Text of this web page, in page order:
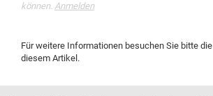
können. Anmelden
Für weitere Informationen besuchen Sie bitte die
diesem Artikel.